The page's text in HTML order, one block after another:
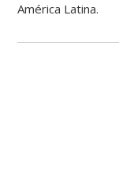
América Latina.